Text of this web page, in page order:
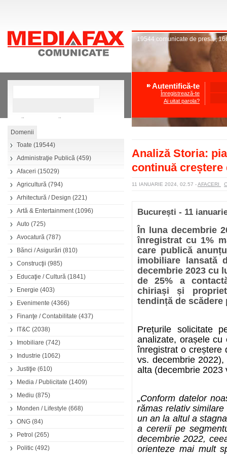
Căutare avansată
Toate (19544)
Administraţie Publică (459)
Afaceri (15029)
Agricultură (794)
Arhitectură / Design (221)
Artă & Entertainment(1096)
Auto (725)
Avocatură (787)
Bănci / Asigurări (810)
Construcţii (985)
Educaţie / Cultură (1841)
Energie (403)
Evenimente (4366)
Finanţe / Contabilitate (437)
IT&C (2038)
Imobiliare (742)
Industrie (1062)
Justiţie (610)
Media / Publicitate (1409)
Mediu (875)
Monden / Lifestyle (668)
ONG (84)
Petrol (265)
Politic (492)
19544 comunicate de presă,
Autentifică-te
Înregistrează-te
Ai uitat parola?
Analiză Storia:
continuă creștere
11 IANUARIE 2024, 02.57 -AFACERI
București - 11
În luna decembrie
înregistrat cu 1%
care publică
imobiliare lansată
decembrie 2023 cu
de 25% a
chiriași și
tendință de
Prețurile solicitate
analizate, orașele
înregistrat o creștere
vs. decembrie
alta (decembrie 2023
„Conform datelor
rămas relativ
un an la altul a
a cererii pe
decembrie 2022,
orienteze mai mult